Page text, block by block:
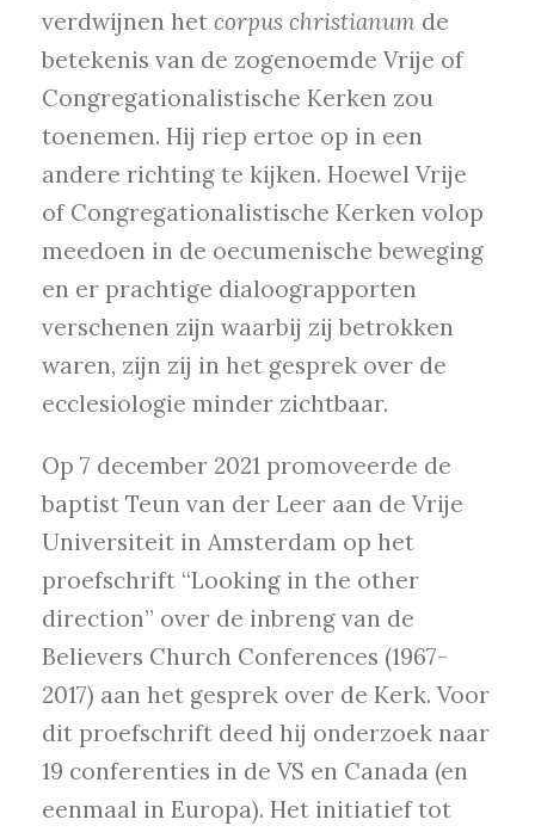
verdwijnen het corpus christianum de
betekenis van de zogenoemde Vrije of
Congregationalistische Kerken zou
toenemen. Hij riep ertoe op in een
andere richting te kijken. Hoewel Vrije
of Congregationalistische Kerken volop
meedoen in de oecumenische beweging
en er prachtige dialoograpporten
verschenen zijn waarbij zij betrokken
waren, zijn zij in het gesprek over de
ecclesiologie minder zichtbaar.
Op 7 december 2021 promoveerde de
baptist Teun van der Leer aan de Vrije
Universiteit in Amsterdam op het
proefschrift “Looking in the other
direction” over de inbreng van de
Believers Church Conferences (1967-
2017) aan het gesprek over de Kerk. Voor
dit proefschrift deed hij onderzoek naar
19 conferenties in de VS en Canada (en
eenmaal in Europa). Het initiatief tot